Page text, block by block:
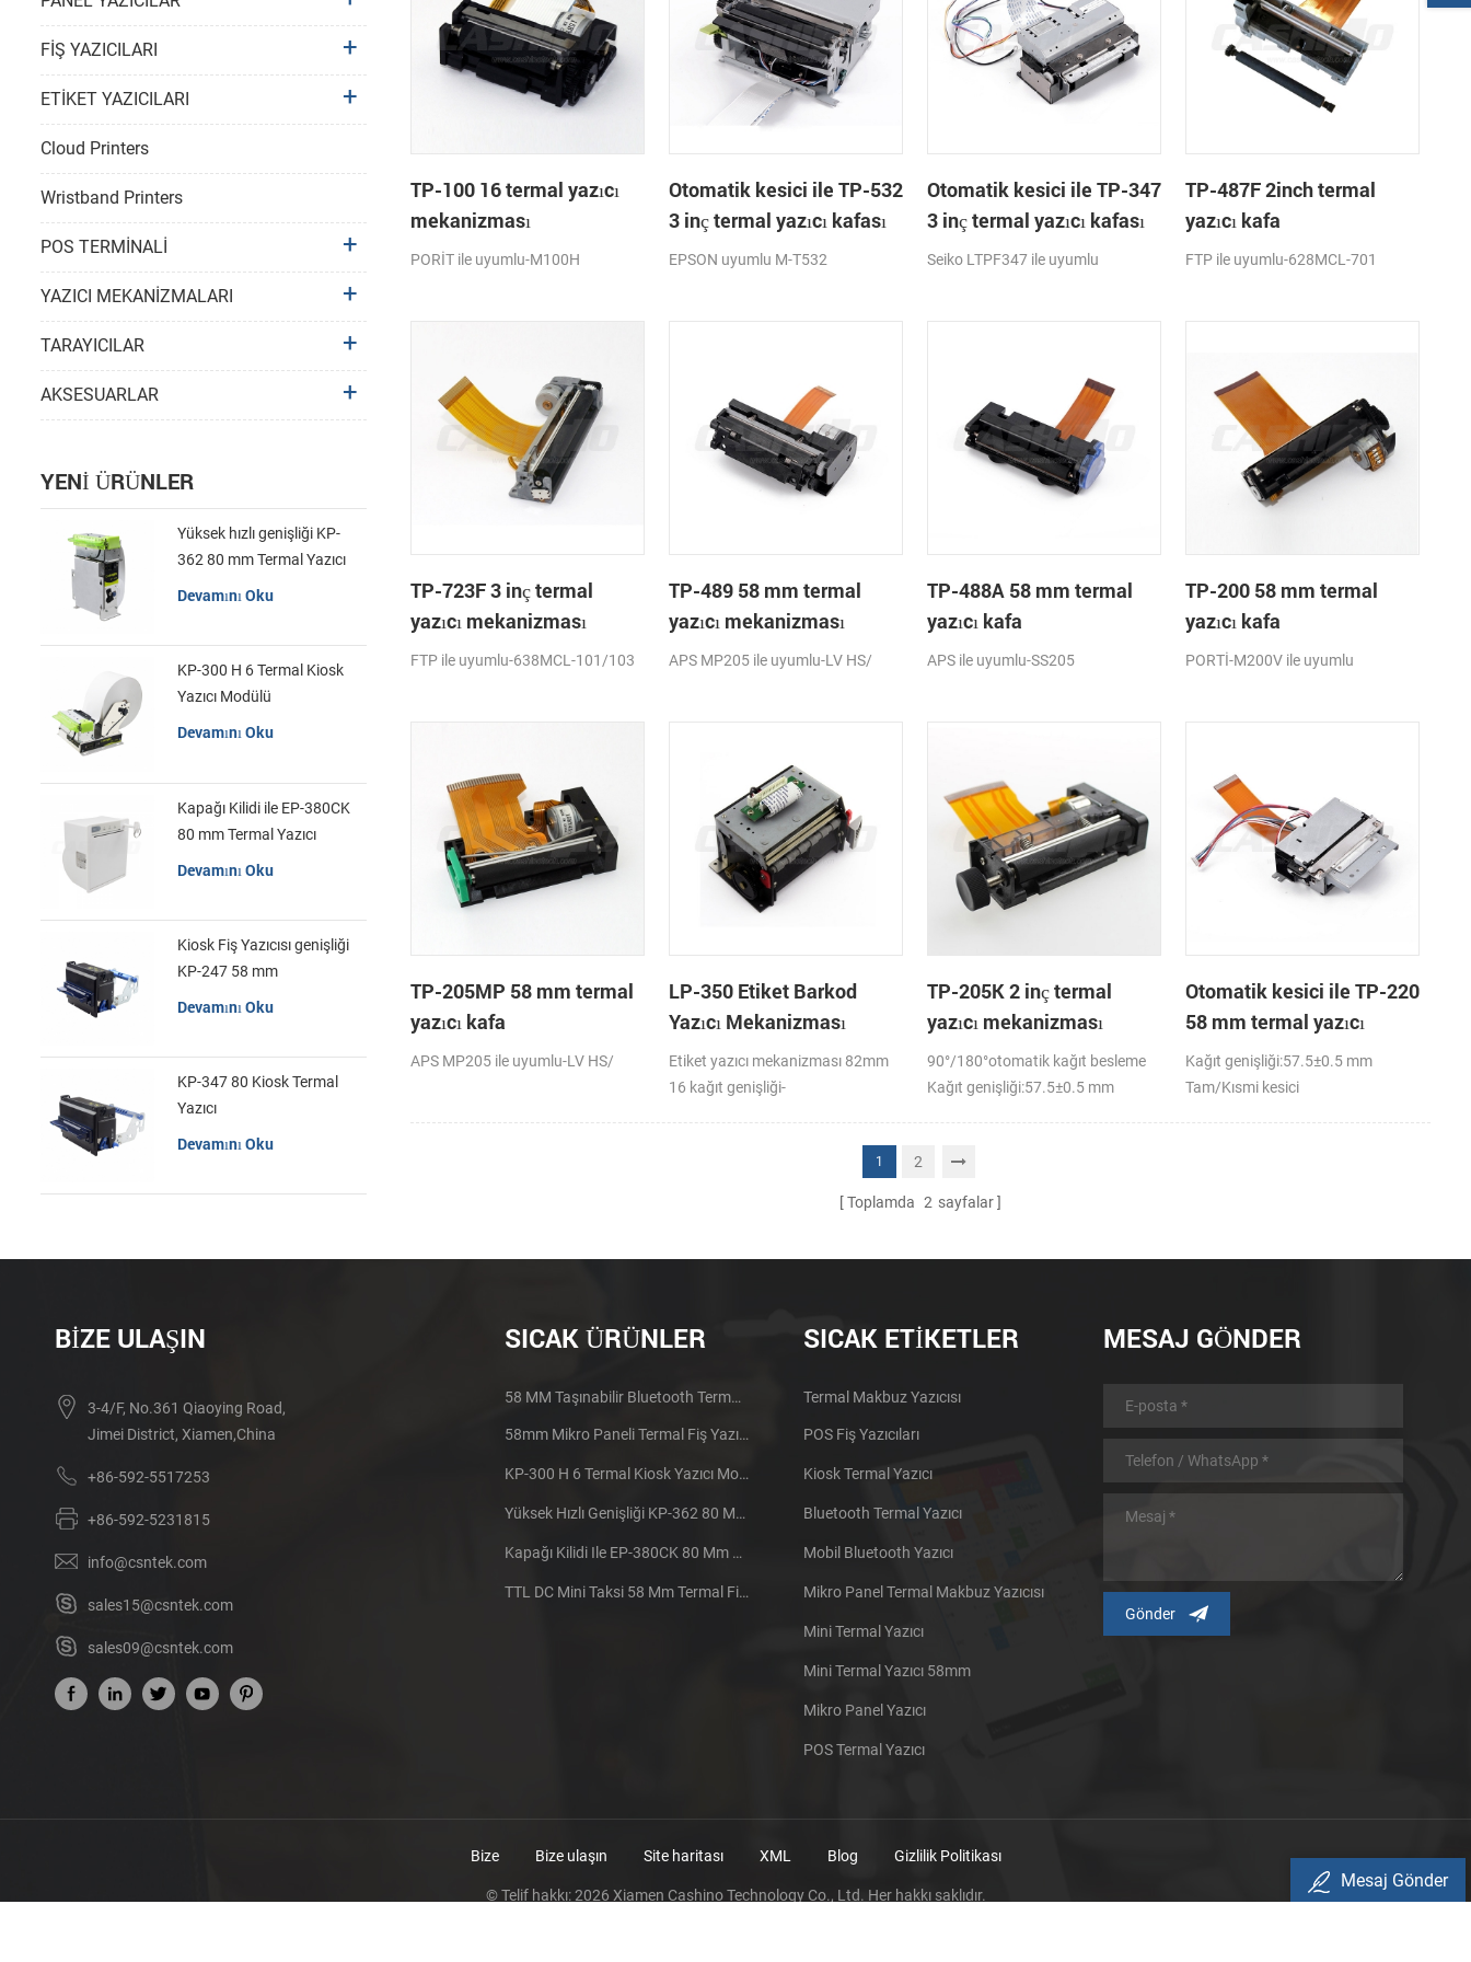
TP-100 16 termal yazıcı
mekanizması
PORİT ile uyumlu-M100H
Otomatik kesici ile TP-532
3 inç termal yazıcı kafası
EPSON uyumlu M-T532
Otomatik kesici ile TP-347
3 inç termal yazıcı kafası
Seiko LTPF347 ile uyumlu
TP-487F 2inch termal
yazıcı kafa
FTP ile uyumlu-628MCL-701
TP-723F 3 inç termal
yazıcı mekanizması
FTP ile uyumlu-638MCL-101/103
TP-489 58 mm termal
yazıcı mekanizması
APS MP205 ile uyumlu-LV HS/
TP-488A 58 mm termal
yazıcı kafa
APS ile uyumlu-SS205
TP-200 58 mm termal
yazıcı kafa
PORTİ-M200V ile uyumlu
TP-205MP 58 mm termal
yazıcı kafa
APS MP205 ile uyumlu-LV HS/
LP-350 Etiket Barkod
Yazıcı Mekanizması
Etiket yazıcı mekanizması 82mm
16 kağıt genişliği-
TP-205K 2 inç termal
yazıcı mekanizması
90°/180°otomatik kağıt besleme
Kağıt genişliği:57.5±0.5 mm
Otomatik kesici ile TP-220
58 mm termal yazıcı
mekanizması
Kağıt genişliği:57.5±0.5 mm
Tam/Kısmi kesici
1 2
Toplamda 2 sayfalar
FİŞ YAZICILARI
ETİKET YAZICILARI
Cloud Printers
Wristband Printers
POS TERMİNALİ
YAZICI MEKANİZMALARI
TARAYICILAR
AKSESUARLAR
YENI ÜRÜNLER
Yüksek hızlı genişliği KP-
362 80 mm Termal Yazıcı
Kiosk
Devamını Oku
KP-300 H 6 Termal Kiosk
Yazıcı Modülü
Devamını Oku
Kapağı Kilidi ile EP-380CK
80 mm Termal Yazıcı
Devamını Oku
Kiosk Fiş Yazıcısı genişliği
KP-247 58 mm
Devamını Oku
KP-347 80 Kiosk Termal
Yazıcı
Devamını Oku
BIZE ULAŞIN
3-4/F, No.361 Qiaoying Road,
Jimei District, Xiamen,China
+86-592-5517253
+86-592-5231815
info@csntek.com
sales15@csntek.com
sales09@csntek.com
SICAK ÜRÜNLER
58 MM Taşınabilir Bluetooth Termal Yazıcı PTP-II
58mm Mikro Paneli Termal Fiş Yazıcı CSN-A1
KP-300 H 6 Termal Kiosk Yazıcı Modülü
Yüksek Hızlı Genişliği KP-362 80 Mm Termal Yazıcı Kiosk
Kapağı Kilidi Ile EP-380CK 80 Mm Termal Yazıcı
TTL DC Mini Taksi 58 Mm Termal Fiş Yazıcı Gömülü
SICAK ETIKETLER
Termal Makbuz Yazıcısı
POS Fiş Yazıcıları
Kiosk Termal Yazıcı
Bluetooth Termal Yazıcı
Mobil Bluetooth Yazıcı
Mikro Panel Termal Makbuz Yazıcısı
Mini Termal Yazıcı
Mini Termal Yazıcı 58mm
Mikro Panel Yazıcı
POS Termal Yazıcı
MESAJ GÖNDER
Bize Bize ulaşın Site haritası XML Blog Gizlilik Politikası
© Telif hakkı: 2026 Xiamen Cashino Technology Co., Ltd. Her hakkı saklıdır.
Mesaj Gönder